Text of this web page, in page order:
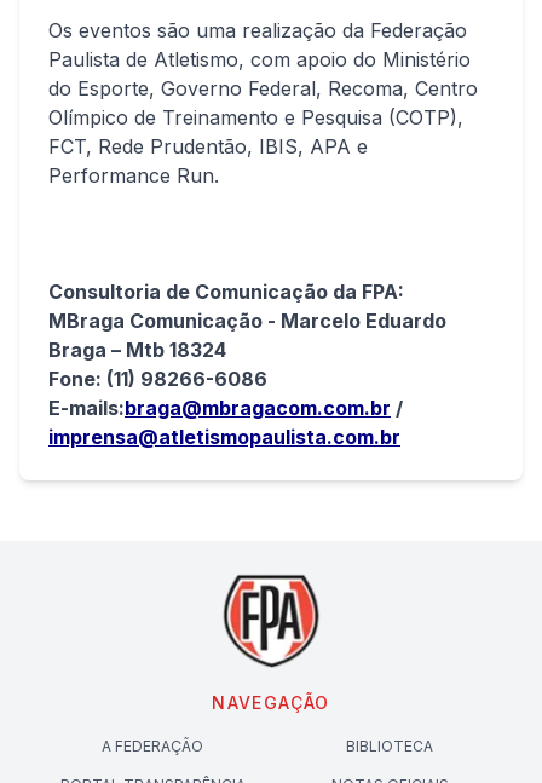
Os eventos são uma realização da Federação
Paulista de Atletismo, com apoio do Ministério
do Esporte, Governo Federal, Recoma, Centro
Olímpico de Treinamento e Pesquisa (COTP),
FCT, Rede Prudentão, IBIS, APA e
Performance Run.
Consultoria de Comunicação da FPA:
MBraga Comunicação - Marcelo Eduardo
Braga – Mtb 18324
Fone: (11) 98266-6086
E-mails:braga@mbragacom.com.br /
imprensa@atletismopaulista.com.br
NAVEGAÇÃO
A FEDERAÇÃO BIBLIOTECA